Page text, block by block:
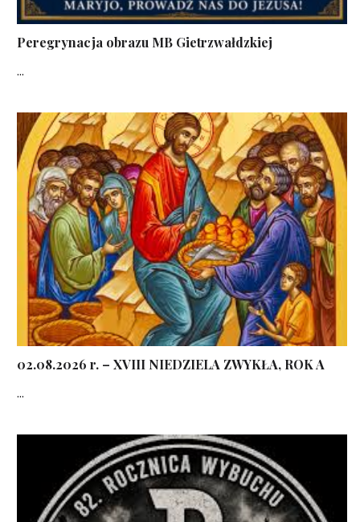
Peregrynacja obrazu MB Gietrzwałdzkiej
...
02.08.2026 r. – XVIII NIEDZIELA ZWYKŁA, ROK A
...